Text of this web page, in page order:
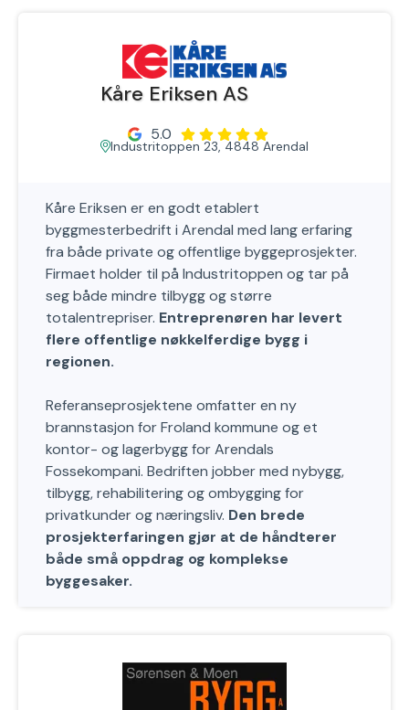
Kåre Eriksen AS
5.0
Industritoppen 23, 4848 Arendal
Kåre Eriksen er en godt etablert
byggmesterbedrift i Arendal med lang erfaring
fra både private og offentlige byggeprosjekter.
Firmaet holder til på Industritoppen og tar på
seg både mindre tilbygg og større
totalentrepriser. Entreprenøren har levert
flere offentlige nøkkelferdige bygg i
regionen.
Referanseprosjektene omfatter en ny
brannstasjon for Froland kommune og et
kontor- og lagerbygg for Arendals
Fossekompani. Bedriften jobber med nybygg,
tilbygg, rehabilitering og ombygging for
privatkunder og næringsliv. Den brede
prosjekterfaringen gjør at de håndterer
både små oppdrag og komplekse
byggesaker.